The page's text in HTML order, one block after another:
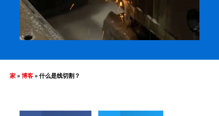
家»博客»什么是线切割？